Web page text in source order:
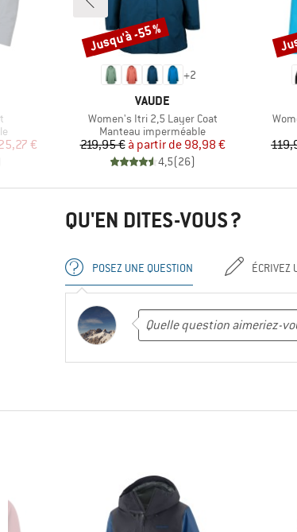
€
+2
MARQUE
VAUDE
Article
Women's Itri 2,5 Layer Coat
Product group
Manteau imperméable
Prix
219,95 € Prix réduit
à partir de 98,98 €
4,5(26)
Remise
Jusqu'à -55 %
QU'EN DITES-VOUS ?
POSEZ UNE QUESTION ÉCRIVEZ